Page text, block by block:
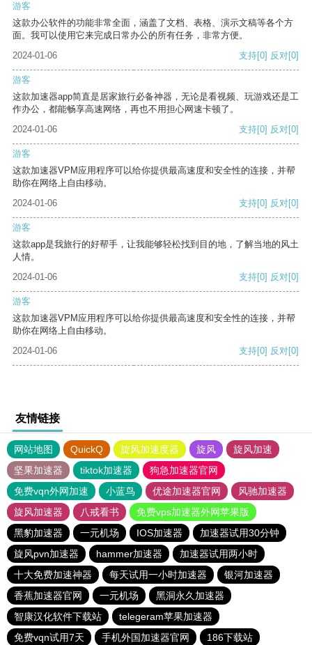
游客
这款办公软件的功能非常全面，涵盖了文档、表格、演示文稿等各个方
面。我可以使用它来完成日常办公的所有任务，非常方便。
2024-01-06
支持[0] 反对[0]
游客
这款加速器app简直是居家旅行必备神器，无论是看视频、玩游戏还是工
作办公，都能畅享高速网络，再也不用担心网速卡顿了。
2024-01-06
支持[0] 反对[0]
游客
这款加速器VPM应用程序可以给你提供最高速度和安全性的连接，并帮
助你在网络上自由移动。
2024-01-06
支持[0] 反对[0]
游客
这款app是我旅行的好帮手，让我能够轻松找到目的地，了解当地的风土
人情。
2024-01-06
支持[0] 反对[0]
游客
这款加速器VPM应用程序可以给你提供最高速度和安全性的连接，并帮
助你在网络上自由移动。
2024-01-06
支持[0] 反对[0]
友情链接
网站地图 QuickQ 旋风加速度器 旋风
旋风加速
坚果加速器
tiktok加速器
狗急加速器官网
免费vqn外网加速
小蓝鸟 优途加速器官网
风驰加速器
旋风加速器
八戒看书
免费vps加速器外网苹果版
黑豹加速器
一元机场 IOS加速器
加速器试用30分钟
旋风pvn加速器
hammer加速器
加速器试用两小时
十大免费加速神器
每天试用一小时加速器
银河加速器
香蕉加速器官网
一元机场
黑洞永久加速器
智康汉化软件下载站
telegeram苹果加速器
免费vqn试用7天
手机外国加速器官网 186下载站